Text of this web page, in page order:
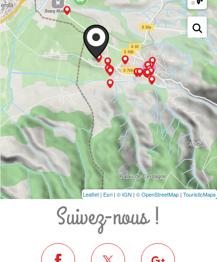
Leaflet | Esri | © IGN | © OpenStreetMap | TouristicMaps
Suivez-nous !